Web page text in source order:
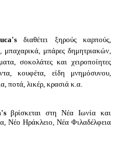
διαθέτει ξηρούς καρπούς,
μπαχαρικά, μπάρες δημητριακών,
σοκολάτες και χειροποίητες
κουφέτα, είδη μνημόσυνου,
ποτά, λικέρ, κρασιά κ.α.
βρίσκεται στη Νέα Ιωνία και
Νέο Ηράκλειο, Νέα Φιλαδέλφεια